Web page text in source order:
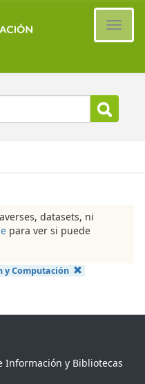
datasets, ni
para ver si puede
y Computación
Información y Bibliotecas